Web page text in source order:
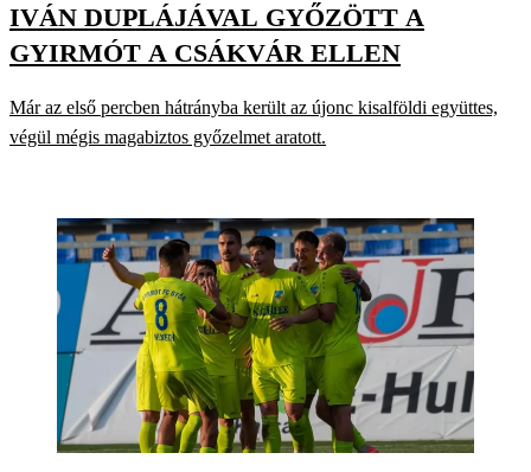
IVÁN DUPLÁJÁVAL GYŐZÖTT A
GYIRMÓT A CSÁKVÁR ELLEN
Már az első percben hátrányba került az újonc kisalföldi együttes,
végül mégis magabiztos győzelmet aratott.